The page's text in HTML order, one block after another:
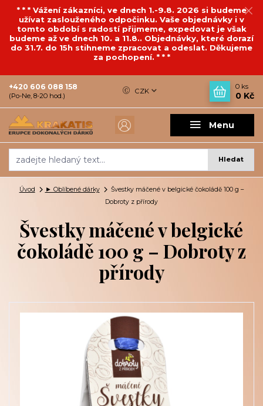
* * * Vážení zákazníci, ve dnech 1.-9.8. 2026 si budeme
užívat zaslouženého odpočinku. Vaše objednávky i v
tomto období s radostí přijmeme, expedovat je však
budeme až ve dnech 10. a 11.8.. Objednávky, které dorazí
do 31.7. do 15h stihneme zpracovat a odeslat. Děkujeme
za pochopení. * * *
Menu
CZK
Hledat
+420 606 088 158
(Po-Ne, 8-20 hod.)
0 ks
0 Kč
Úvod ► Oblíbené dárky
Švestky máčené v belgické čokoládě 100 g –
Dobroty z přírody
Švestky máčené v belgické
čokoládě 100 g – Dobroty z
přírody